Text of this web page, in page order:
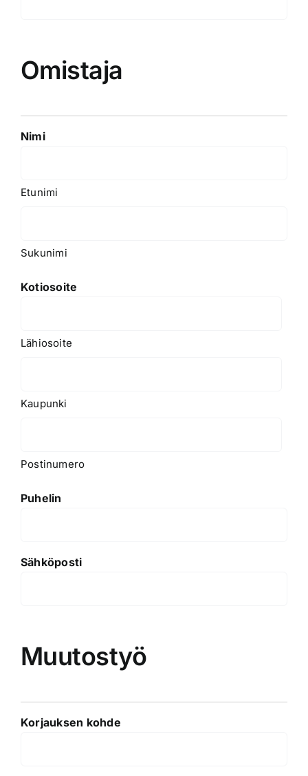
Omistaja
Nimi
Etunimi
Sukunimi
Kotiosoite
Lähiosoite
Kaupunki
Postinumero
Puhelin
Sähköposti
Muutostyö
Korjauksen kohde